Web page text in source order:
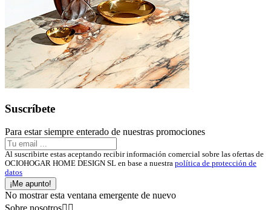
Suscríbete
Para estar siempre enterado de nuestras promociones
Al suscribirte estas aceptando recibir información comercial sobre las ofertas de
OCIOHOGAR HOME DESIGN SL en base a nuestra política de protección de
datos
¡Me apunto!
No mostrar esta ventana emergente de nuevo